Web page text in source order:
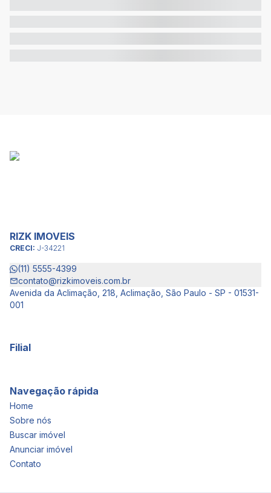
RIZK IMOVEIS
CRECI: J-34221
(11) 5555-4399
contato@rizkimoveis.com.br
Avenida da Aclimação, 218, Aclimação, São Paulo - SP - 01531-
001
Filial
Navegação rápida
Home
Sobre nós
Buscar imóvel
Anunciar imóvel
Contato